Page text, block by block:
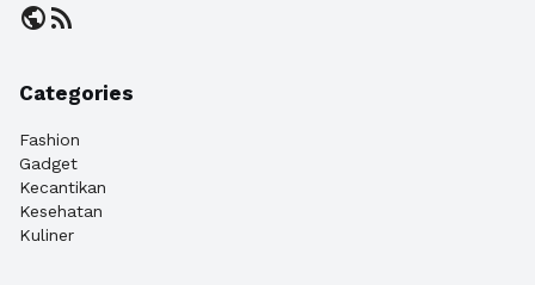
publicrss_feed
Categories
Fashion
Gadget
Kecantikan
Kesehatan
Kuliner